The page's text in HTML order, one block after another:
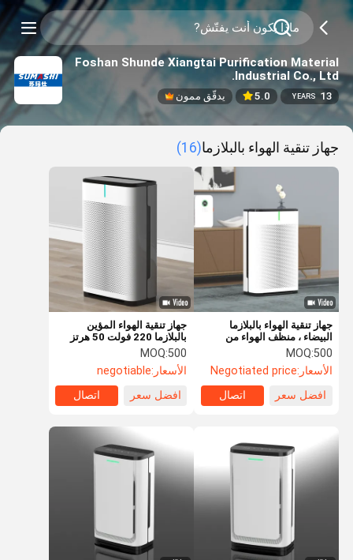
Foshan Shunde Xiangtai Purification Material
Industrial Co., Ltd.
13
YEARS
5.0 يدقّق ممون
جهاز تنقية الهواء بالبلازما(16)
جهاز تنقية الهواء المؤين
بالبلازما 220 فولت 50 هرتز
لإزالة غبار غرفة التدخين
MOQ:500
الأسعار:negotiable
افضل سعر
اتصال
جهاز تنقية الهواء بالبلازما
البيضاء ، منظف الهواء من
للتعديل
MOQ:500
الأسعار:Negotiated price
افضل سعر
اتصال